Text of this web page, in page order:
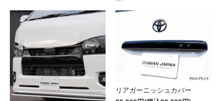
リアガーニッシュカバー